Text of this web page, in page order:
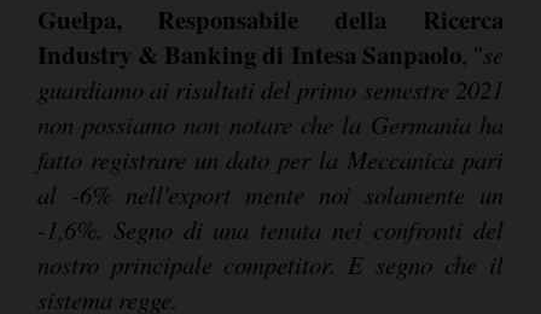
Guelpa, Responsabile della Ricerca
Industry & Banking di Intesa Sanpaolo, "se
guardiamo ai risultati del primo semestre 2021
non possiamo non notare che la Germania ha
fatto registrare un dato per la Meccanica pari
al -6% nell'export mente noi solamente un
-1,6%. Segno di una tenuta nei confronti del
nostro principale competitor. E segno che il
sistema regge.